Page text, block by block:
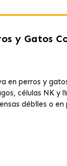
y Gatos
perros y
células NK y
débiles o en